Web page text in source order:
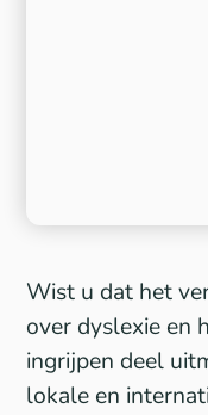
Wist u dat het
over dyslexie en
ingrijpen deel
lokale en